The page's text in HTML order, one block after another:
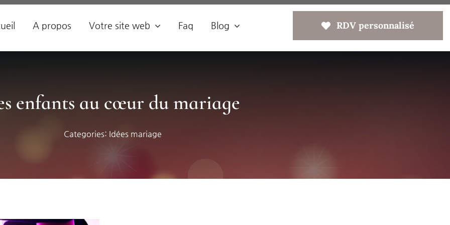
A propos Votre site web Faq Blog RDV personnalisé
enfants au cœur du mariage
Categories: Idées mariage